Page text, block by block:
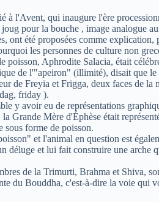
à l'Avent, qui inaugure l'ère
pour la bouche , image analogue
ont été proposées comme
les personnes de culture non
Aphrodite Salacia, était
de l'"apeiron" (illimité), disait que
de Freyia et Frigga, deux faces de
friday ).
y avoir eu de représentations
Grande Mère d'Éphèse était
sous forme de poisson.
et l'animal en question est
déluge et lui fait construire une
de la Trimurti, Brahma et Shiva,
du Bouddha, c'est-à-dire la voie qui